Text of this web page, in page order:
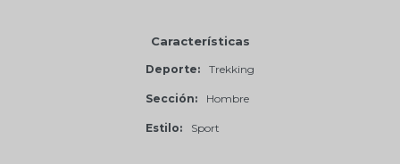
Características
Deporte Trekking
Sección Hombre
Estilo Sport